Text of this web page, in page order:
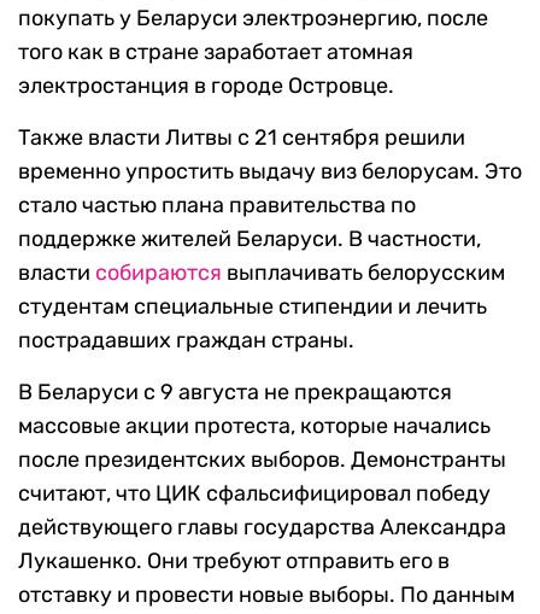
покупать у Беларуси электроэнергию, после
того как в стране заработает атомная
электростанция в городе Островце.
Также власти Литвы с 21 сентября решили
временно упростить выдачу виз белорусам. Это
стало частью плана правительства по
поддержке жителей Беларуси. В частности,
власти собираются выплачивать белорусским
студентам специальные стипендии и лечить
пострадавших граждан страны.
В Беларуси с 9 августа не прекращаются
массовые акции протеста, которые начались
после президентских выборов. Демонстранты
считают, что ЦИК сфальсифицировал победу
действующего главы государства Александра
Лукашенко. Они требуют отправить его в
отставку и провести новые выборы. По данным